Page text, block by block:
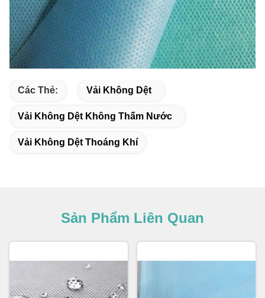
Các Thẻ: Vải Không Dệt
Vải Không Dệt Không Thấm Nước
Vải Không Dệt Thoáng Khí
Sản Phẩm Liên Quan